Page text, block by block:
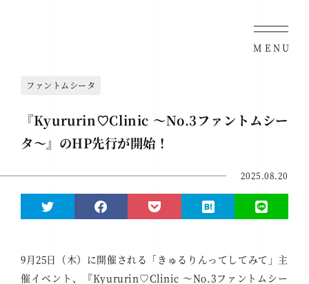
MENU
ファントムシータ
『Kyururin♡Clinic ～No.3ファントムシー
タ～』のHP先行が開始！
2025.08.20
9月25日（木）に開催される「きゅるりんってしてみて」主
催イベント、『Kyururin♡Clinic ～No.3ファントムシー